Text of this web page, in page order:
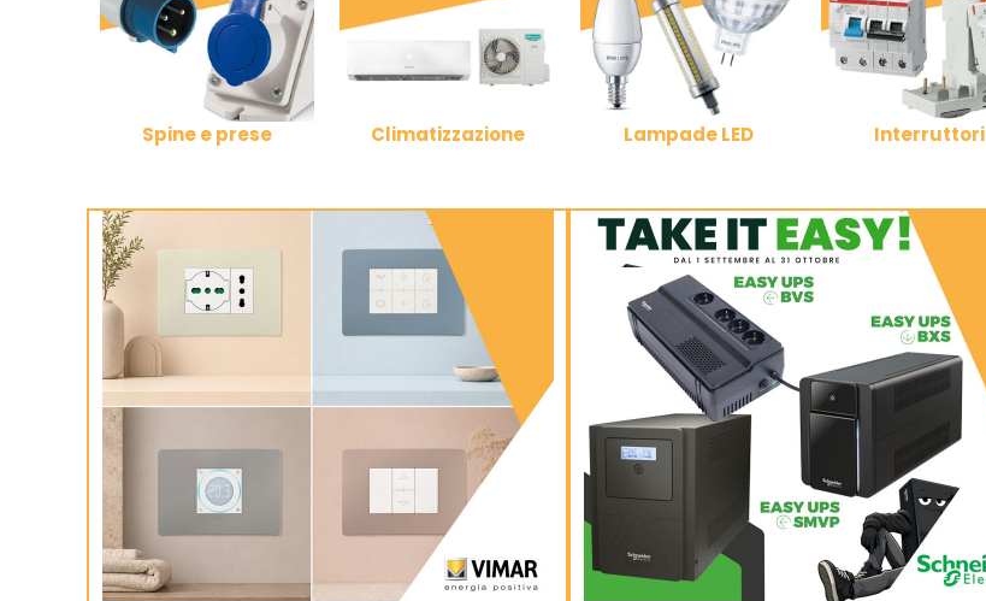
Spine e prese Climatizzazione Lampade LED Interruttori